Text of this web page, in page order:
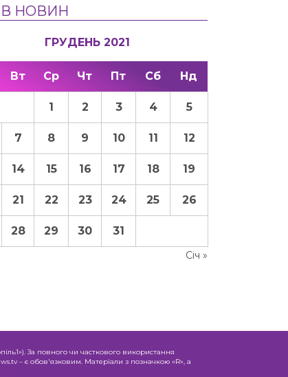
НОВИН
ГРУДЕНЬ 2021
Вт Ср Чт Пт Сб Нд
Січ »
1 2 3 4 5
7 8 9 10 11 12
14 15 16 17 18 19
21 22 23 24 25 26
28 29 30 31
За повного чи часткового використання
– є обов'язковим. Матеріали з позначкою «R», а